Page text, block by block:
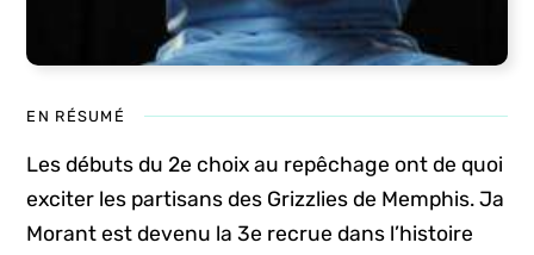
EN RÉSUMÉ
Les débuts du 2e choix au repêchage ont de quoi
exciter les partisans des Grizzlies de Memphis. Ja
Morant est devenu la 3e recrue dans l’histoire